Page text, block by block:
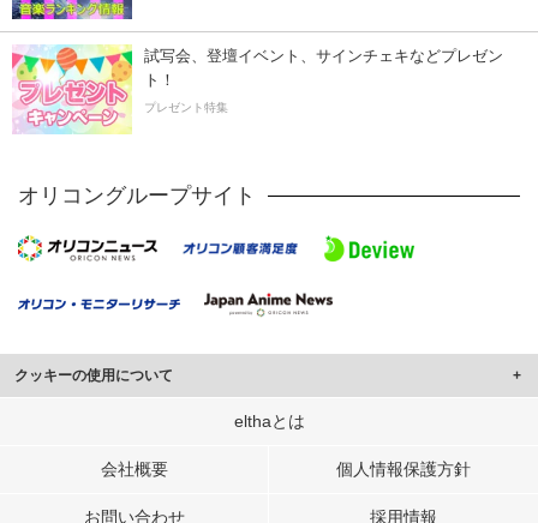
試写会、登壇イベント、サインチェキなどプレゼン
ト！
プレゼント特集
オリコングループサイト
クッキーの使用について
このサイトでは Cookie を使用して、ユーザーに合わせたコンテンツや広告の
行っています。
メディアや広告配信、データ解析の各パートナーに提供しています。
elthaとは
会社概要 個人情報保護方針
お問い合わせ 採用情報